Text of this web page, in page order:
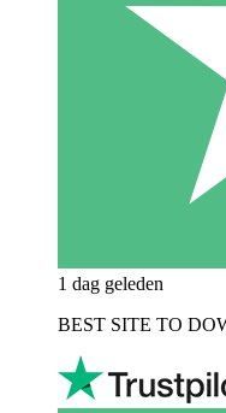
1 dag geleden
BEST SITE TO